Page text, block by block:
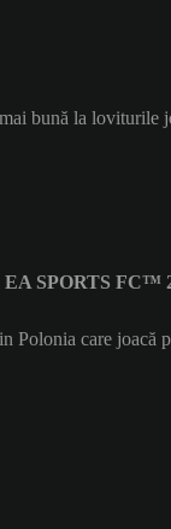
bună la loviturile
SPORTS FC™
Polonia care